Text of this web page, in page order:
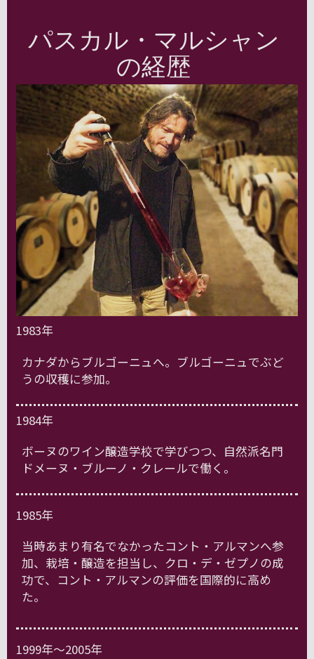
パスカル・マルシャン
の経歴
1983年
カナダからブルゴーニュへ。ブルゴーニュでぶど
うの収穫に参加。
1984年
ボーヌのワイン醸造学校で学びつつ、自然派名門
ドメーヌ・ブルーノ・クレールで働く。
1985年
当時あまり有名でなかったコント・アルマンへ参
加、栽培・醸造を担当し、クロ・デ・ゼプノの成
功で、コント・アルマンの評価を国際的に高め
た。
1999年～2005年